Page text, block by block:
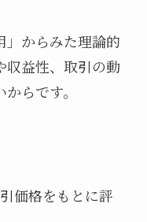
」からみた理論的
収益性、取引の動
らです。
価格をもとに評